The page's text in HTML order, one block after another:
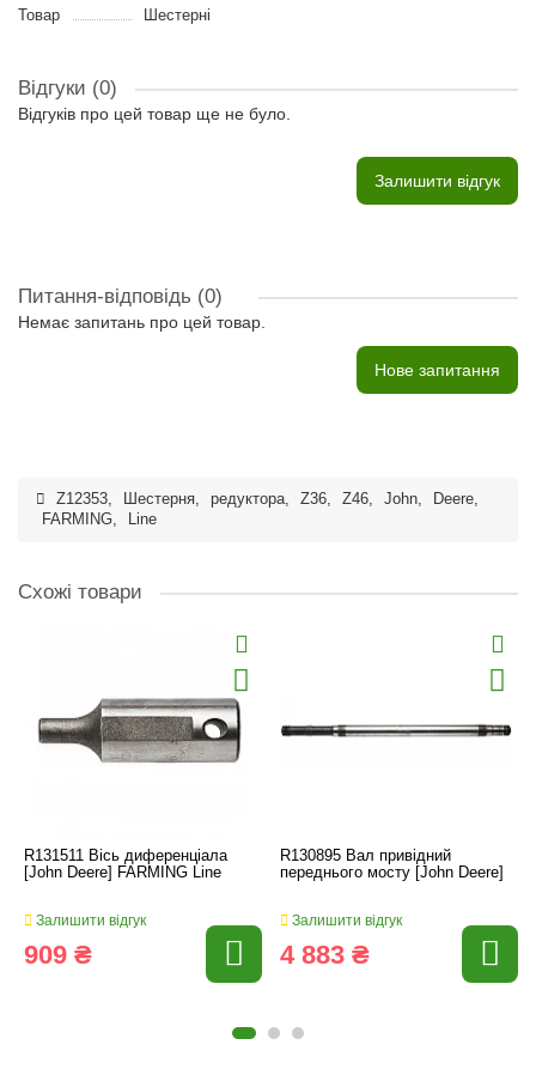
Товар
Шестерні
Відгуки (0)
Відгуків про цей товар ще не було.
Залишити відгук
Питання-відповідь (0)
Немає запитань про цей товар.
Нове запитання
Z12353, Шестерня, редуктора, Z36, Z46, John, Deere,
FARMING, Line
Схожі товари
R131511 Вісь диференціала
[John Deere] FARMING Line
Залишити відгук
909 ₴
R130895 Вал привідний
переднього мосту [John Deere]
Залишити відгук
4 883 ₴